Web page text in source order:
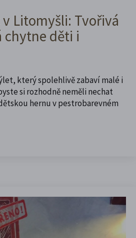
Litomyšli: Tvořivá
chytne děti i
který spolehlivě zabaví malé i
si rozhodně neměli nechat
hernu v pestrobarevném